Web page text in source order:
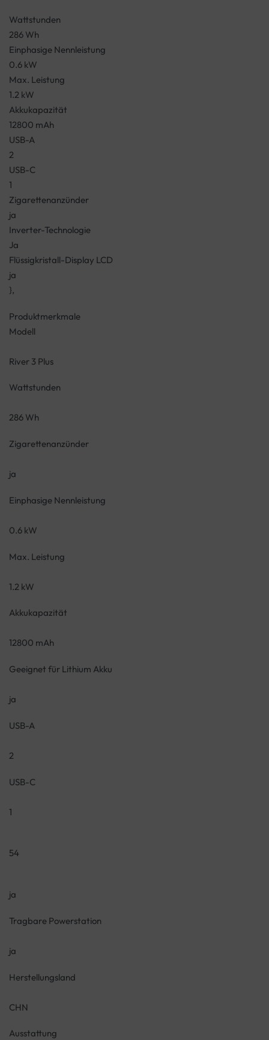
Wattstunden
286 Wh
Einphasige Nennleistung
0.6 kW
Max. Leistung
1.2 kW
Akkukapazität
12800 mAh
USB-A
2
USB-C
1
Zigarettenanzünder
ja
Inverter-Technologie
Ja
Flüssigkristall-Display LCD
ja
},
Produktmerkmale
Modell
River 3 Plus
Wattstunden
286 Wh
Zigarettenanzünder
ja
Einphasige Nennleistung
0.6 kW
Max. Leistung
1.2 kW
Akkukapazität
12800 mAh
Geeignet für Lithium Akku
ja
USB-A
2
USB-C
1
54
ja
Tragbare Powerstation
ja
Herstellungsland
CHN
Ausstattung